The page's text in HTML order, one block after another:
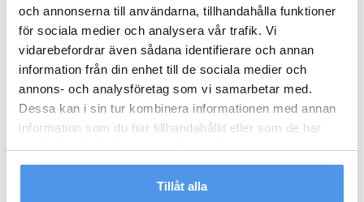
och annonserna till användarna, tillhandahålla funktioner
för sociala medier och analysera vår trafik. Vi
vidarebefordrar även sådana identifierare och annan
information från din enhet till de sociala medier och
annons- och analysföretag som vi samarbetar med.
Dessa kan i sin tur kombinera informationen med annan
information som du har tillhandahållit eller som de har
samlat in när du har använt deras tjänster.
Tillåt alla
Rehabträning Smärtskola
besvär